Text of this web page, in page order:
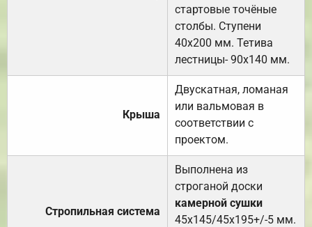
стартовые точёные
столбы. Ступени
40х200 мм. Тетива
лестницы- 90х140 мм.
Крыша
Двускатная, ломаная
или вальмовая в
соответствии с
проектом.
Стропильная система
Выполнена из
строганой доски
камерной сушки
45х145/45х195+/-5 мм.